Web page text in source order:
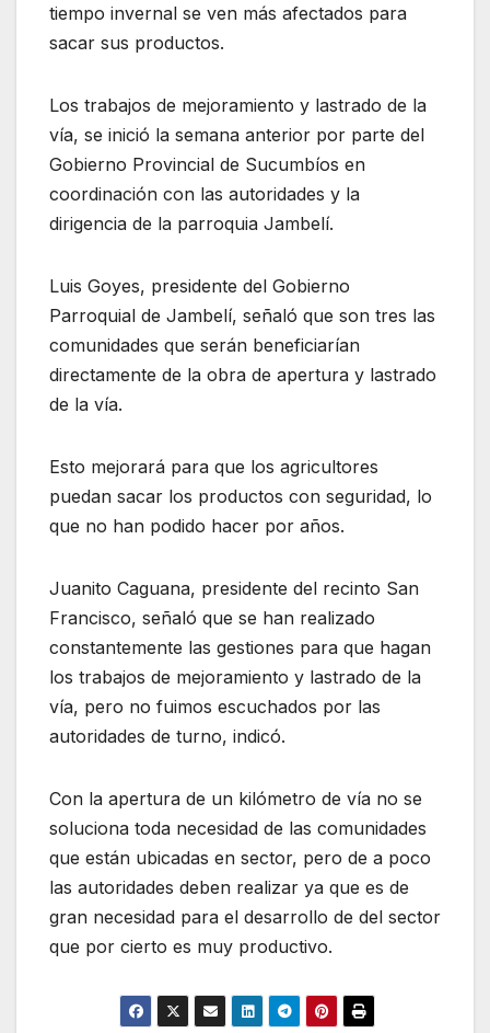
tiempo invernal se ven más afectados para
sacar sus productos.
Los trabajos de mejoramiento y lastrado de la
vía, se inició la semana anterior por parte del
Gobierno Provincial de Sucumbíos en
coordinación con las autoridades y la
dirigencia de la parroquia Jambelí.
Luis Goyes, presidente del Gobierno
Parroquial de Jambelí, señaló que son tres las
comunidades que serán beneficiarían
directamente de la obra de apertura y lastrado
de la vía.
Esto mejorará para que los agricultores
puedan sacar los productos con seguridad, lo
que no han podido hacer por años.
Juanito Caguana, presidente del recinto San
Francisco, señaló que se han realizado
constantemente las gestiones para que hagan
los trabajos de mejoramiento y lastrado de la
vía, pero no fuimos escuchados por las
autoridades de turno, indicó.
Con la apertura de un kilómetro de vía no se
soluciona toda necesidad de las comunidades
que están ubicadas en sector, pero de a poco
las autoridades deben realizar ya que es de
gran necesidad para el desarrollo de del sector
que por cierto es muy productivo.